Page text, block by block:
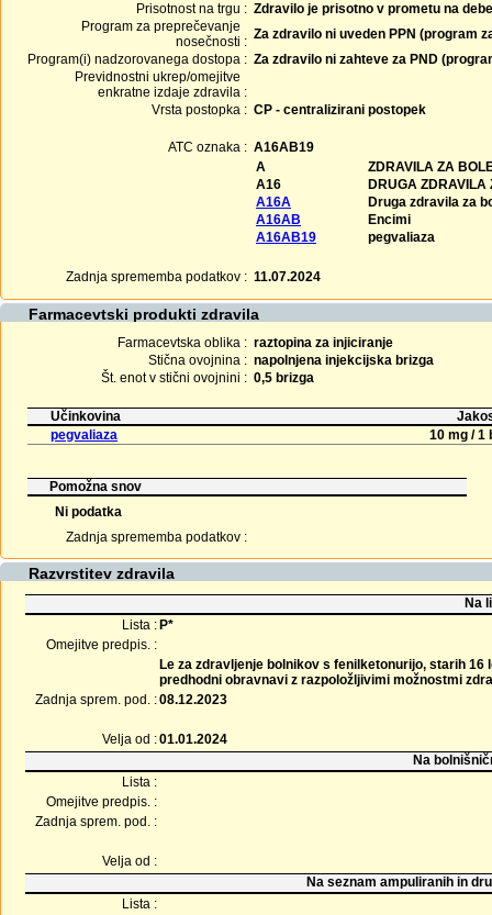
Prisotnost na trgu : Zdravilo je prisotno v prometu na
Program za preprečevanje
nosečnosti : Za zdravilo ni uveden PPN (program
Program(i) nadzorovanega dostopa : Za zdravilo ni zahteve za PND
Previdnostni ukrep/omejitve
enkratne izdaje zdravila :
Vrsta postopka : CP - centralizirani postopek
ATC oznaka : A16AB19
A
ZDRAVILA ZA
A16
DRUGA ZDRAVILA
A16A
Druga zdravila za
A16AB
Encimi
A16AB19
pegvaliaza
Zadnja sprememba podatkov : 11.07.2024
Farmacevtski produkti zdravila
Farmacevtska oblika : raztopina za injiciranje
Stična ovojnina : napolnjena injekcijska brizga
Št. enot v stični ovojnini : 0,5 brizga
Učinkovina
pegvaliaza
10 mg / 1
Pomožna snov
Ni podatka
Zadnja sprememba podatkov :
Razvrstitev zdravila
Na
Lista : P*
Omejitve predpis. :
Le za zdravljenje bolnikov s fenilketonurijo, starih
predhodni obravnavi z razpoložljivimi možnostmi
Zadnja sprem. pod. :08.12.2023
Velja od :01.01.2024
Na
Lista :
Omejitve predpis. :
Zadnja sprem. pod. :
Velja od :
Na seznam ampuliranih in
Lista :